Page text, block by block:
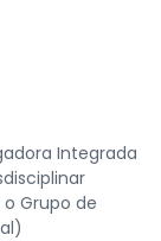
Integrada
Grupo de